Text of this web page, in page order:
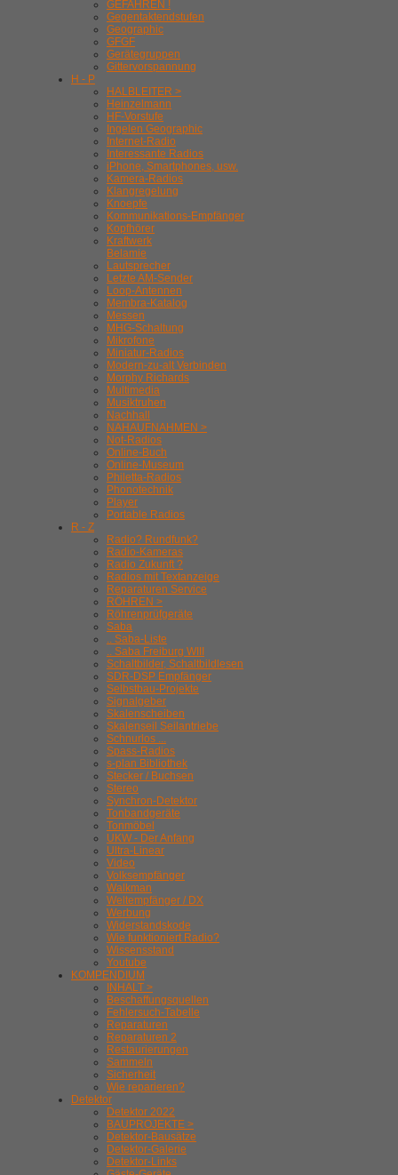
GEFAHREN !
Gegentaktendstufen
Geographic
GFGF
Gerätegruppen
Gittervorspannung
H - P
HALBLEITER >
Heinzelmann
HF-Vorstufe
Ingelen Geographic
Internet-Radio
Interessante Radios
iPhone, Smartphones, usw.
Kamera-Radios
Klangregelung
Knoepfe
Kommunikations-Empfänger
Kopfhörer
Kraftwerk
Belamie
Lautsprecher
Letzte AM-Sender
Loop-Antennen
Membra-Katalog
Messen
MHG-Schaltung
Mikrofone
Miniatur-Radios
Modern-zu-alt Verbinden
Morphy Richards
Multimedia
Musiktruhen
Nachhall
NAHAUFNAHMEN >
Not-Radios
Online-Buch
Online-Museum
Philetta-Radios
Phonotechnik
Player
Portable Radios
R - Z
Radio? Rundfunk?
Radio-Kameras
Radio Zukunft ?
Radios mit Textanzeige
Reparaturen Service
RÖHREN >
Röhrenprüfgeräte
Saba
.. Saba-Liste
.. Saba Freiburg WIII
Schaltbilder, Schaltbildlesen
SDR-DSP Empfänger
Selbstbau-Projekte
Signalgeber
Skalenscheiben
Skalenseil Seilantriebe
Schnurlos ...
Spass-Radios
s-plan Bibliothek
Stecker / Buchsen
Stereo
Synchron-Detektor
Tonbandgeräte
Tonmöbel
UKW - Der Anfang
Ultra-Linear
Video
Volksempfänger
Walkman
Weltempfänger / DX
Werbung
Widerstandskode
Wie funktioniert Radio?
Wissensstand
Youtube
KOMPENDIUM
INHALT >
Beschaffungsquellen
Fehlersuch-Tabelle
Reparaturen
Reparaturen 2
Restaurierungen
Sammeln
Sicherheit
Wie reparieren?
Detektor
Detektor 2022
BAUPROJEKTE >
Detektor-Bausätze
Detektor-Galerie
Detektor-Links